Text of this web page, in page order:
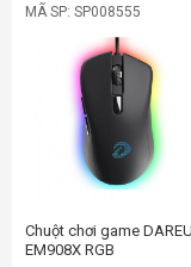
MÃ SP: SP008555
Chuột chơi game DAREU
EM908X RGB